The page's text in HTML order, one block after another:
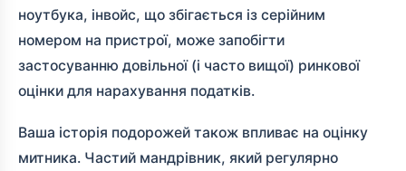
ноутбука, інвойс, що збігається із серійним
номером на пристрої, може запобігти
застосуванню довільної (і часто вищої) ринкової
оцінки для нарахування податків.
Ваша історія подорожей також впливає на оцінку
митника. Частий мандрівник, який регулярно